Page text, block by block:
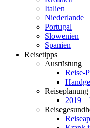
Italien
Niederlande
Portugal
Slowenien
Spanien
Reisetipps
Ausrüstung
Reise-
Reiseplanung
2019 –